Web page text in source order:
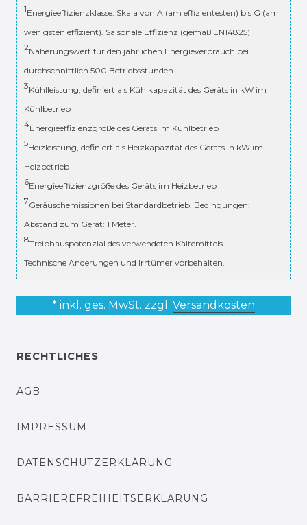
1Energieeffizienzklasse: Skala von A (am effizientesten) bis G (am
wenigsten effizient). Saisonale Effizienz (gemäß EN14825)
2Näherungswert für den jährlichen Energieverbrauch bei
durchschnittlich 500 Betriebsstunden
3Kühlleistung, definiert als Kühlkapazität des Geräts in kW im
Kühlbetrieb
4Energieeffizienzgröße des Geräts im Kühlbetrieb
5Heizleistung, definiert als Heizkapazität des Geräts in kW im
Heizbetrieb
6Energieeffizienzgröße des Geräts im Heizbetrieb
7Geräuschemissionen bei Standardbetrieb. Bedingungen:
Abstand zum Gerät: 1 Meter.
8Treibhauspotenzial des verwendeten Kältemittels
Technische Änderungen und Irrtümer vorbehalten.
* inkl. ges. MwSt. zzgl. Versandkosten
RECHTLICHES
AGB
IMPRESSUM
DATENSCHUTZERKLÄRUNG
BARRIEREFREIHEITSERKLÄRUNG